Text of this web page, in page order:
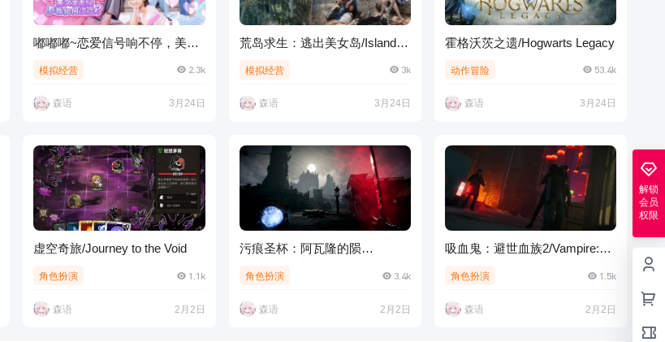
嘟嘟嘟~恋爱信号响不停，美女
定？/Roommates, Romance,
and Ringing Hearts
模拟经营 2.3k
森语 3月24日
荒岛求生：逃出美女岛/Island
模拟经营 3k
森语 3月24日
霍格沃茨之遗/Hogwarts Legacy
动作冒险 53.4k
森语 3月24日
虚空奇旅/Journey to the Void
角色扮演 1.1k
森语 2月2日
污痕圣杯：阿瓦隆的陨
Avalon
角色扮演 3.4k
森语 2月2日
吸血鬼：避世血族2/Vampire:
角色扮演 1.5k
森语 2月2日
解锁
会员
权限